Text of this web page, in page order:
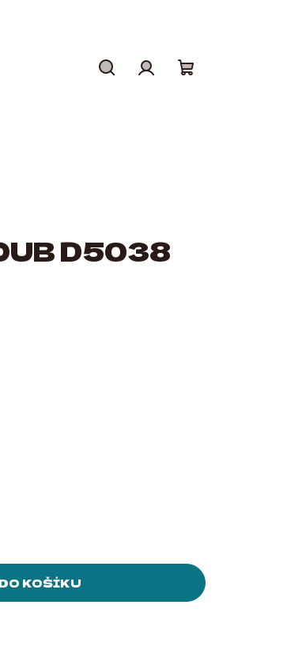
D5038
DO KOŠÍKU